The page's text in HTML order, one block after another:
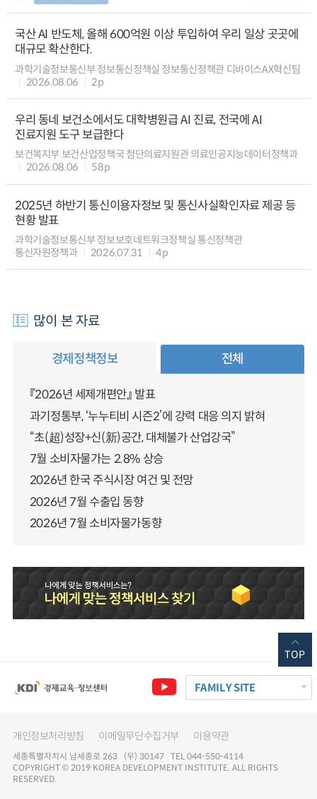
국산 AI 반도체, 올해 600억원 이상 투입하여 우리 일상 곳곳에
대규모 확산한다.
과학기술정보통신부 정보통신정책실 정보통신정책관 디바이스AX혁신팀
2026.08.06
2p
우리 동네 보건소에서도 대학병원급 AI 진료, 전국에 AI
진료지원 도구 보급한다
보건복지부 보건산업정책국 첨단의료지원관 의료인공지능데이터정책과
2026.08.06
58p
2025년 하반기 통신이용자정보 및 통신사실확인자료 제공 등
현황 발표
과학기술정보통신부 정보보호네트워크정책실 통신정책관
통신자원정책과
2026.07.31 4p
많이 본 자료
경제정책정보 전체
『2026년 세제개편안』 발표
과기정통부, ‘누누티비 시즌2’에 강력 대응 의지 밝혀
“초(超)성장+신(新)공간, 대체불가 산업강국”
7월 소비자물가는 2.8% 상승
2026년 한국 주식시장 여건 및 전망
2026년 7월 수출입 동향
2026년 7월 소비자물가동향
FAMILY SITE
개인정보처리방침 이메일무단수집거부 이용약관
세종특별자치시 남세종로 263 (우) 30147 TEL 044-550-4114
COPYRIGHT © 2019 KOREA DEVELOPMENT INSTITUTE. ALL RIGHTS
RESERVED.
TOP